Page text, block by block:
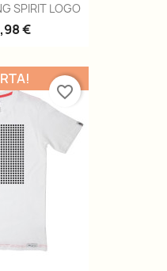
SPIRIT LOGO
€
favorite_border